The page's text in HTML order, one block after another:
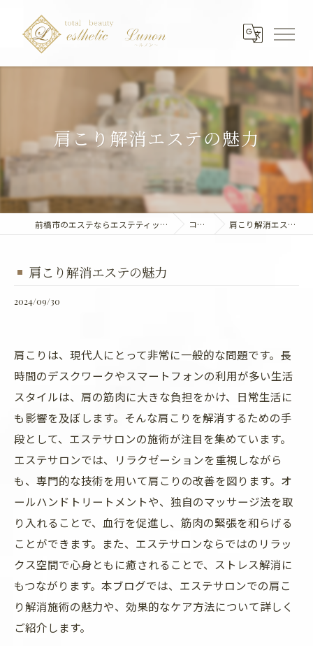
肩こり解消エステの魅力
前橋市のエステならエステティック～Lunon～ コラム 肩こり解消エステの魅力
肩こり解消エステの魅力
2024/09/30
肩こりは、現代人にとって非常に一般的な問題です。長
時間のデスクワークやスマートフォンの利用が多い生活
スタイルは、肩の筋肉に大きな負担をかけ、日常生活に
も影響を及ぼします。そんな肩こりを解消するための手
段として、エステサロンの施術が注目を集めています。
エステサロンでは、リラクゼーションを重視しながら
も、専門的な技術を用いて肩こりの改善を図ります。オ
ールハンドトリートメントや、独自のマッサージ法を取
り入れることで、血行を促進し、筋肉の緊張を和らげる
ことができます。また、エステサロンならではのリラッ
クス空間で心身ともに癒されることで、ストレス解消に
もつながります。本ブログでは、エステサロンでの肩こ
り解消施術の魅力や、効果的なケア方法について詳しく
ご紹介します。